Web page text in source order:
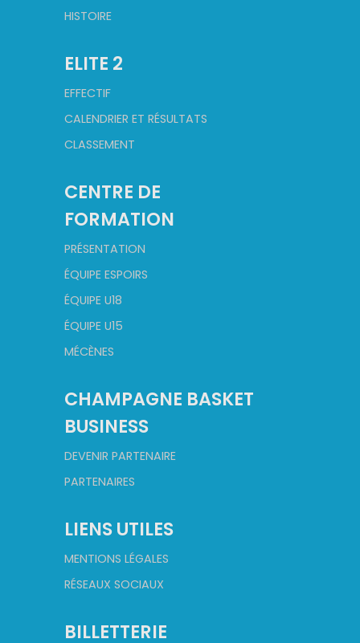
HISTOIRE
ELITE 2
EFFECTIF
CALENDRIER ET RÉSULTATS
CLASSEMENT
CENTRE DE
FORMATION
PRÉSENTATION
ÉQUIPE ESPOIRS
ÉQUIPE U18
ÉQUIPE U15
MÉCÈNES
CHAMPAGNE BASKET
BUSINESS
DEVENIR PARTENAIRE
PARTENAIRES
LIENS UTILES
MENTIONS LÉGALES
RÉSEAUX SOCIAUX
BILLETTERIE